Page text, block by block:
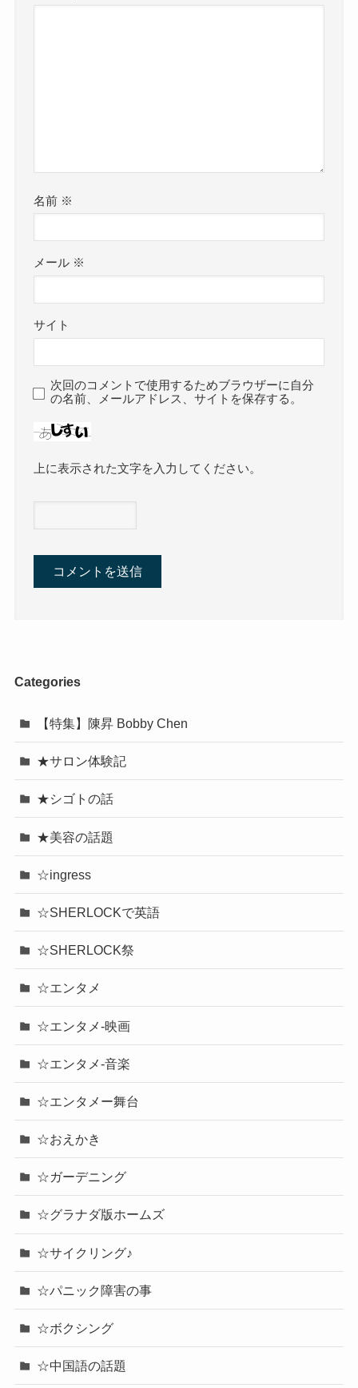
名前 ※
メール ※
サイト
次回のコメントで使用するためブラウザーに自分
の名前、メールアドレス、サイトを保存する。
上に表示された文字を入力してください。
Categories
【特集】陳昇 Bobby Chen
★サロン体験記
★シゴトの話
★美容の話題
☆ingress
☆SHERLOCKで英語
☆SHERLOCK祭
☆エンタメ
☆エンタメ-映画
☆エンタメ-音楽
☆エンタメー舞台
☆おえかき
☆ガーデニング
☆グラナダ版ホームズ
☆サイクリング♪
☆パニック障害の事
☆ボクシング
☆中国語の話題